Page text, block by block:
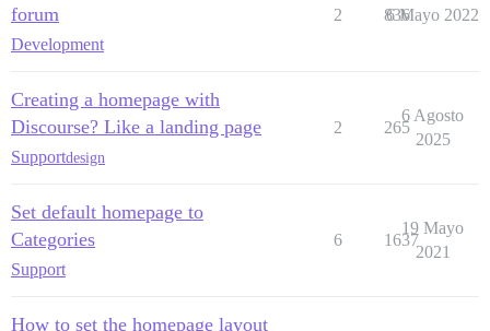
forum
Development
2 836
6 Mayo 2022
Creating a homepage with
Discourse? Like a landing page
Supportdesign
2 265
6 Agosto
2025
Set default homepage to
Categories
Support
6 1637
19 Mayo
2021
How to set the homepage layout